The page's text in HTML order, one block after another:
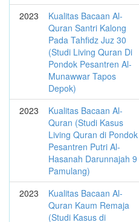
2023
Kualitas Bacaan Al-
Quran Santri Kalong
Pada Tahfidz Juz 30
(Studi Living Quran Di
Pondok Pesantren Al-
Munawwar Tapos
Depok)
2023
Kualitas Bacaan Al-
Quran (Studi Kasus
Living Quran di Pondok
Pesantren Putri Al-
Hasanah Darunnajah 9
Pamulang)
2023
Kualitas Bacaan Al-
Quran Kaum Remaja
(Studi Kasus di